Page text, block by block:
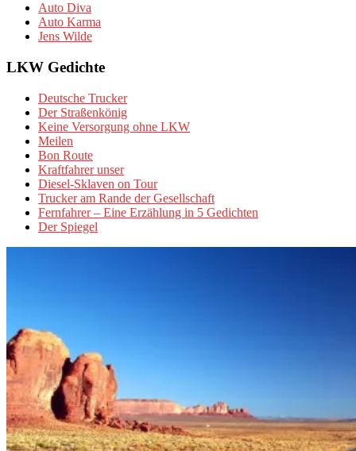
Auto Diva
Auto Karma
Jens Wilde
LKW Gedichte
Deutsche Trucker
Der Straßenkönig
Keine Versorgung ohne LKW
Meilen
Bon Route
Kraftfahrer unser
Diesel-Sklaven on Tour
Trucker am Rande der Gesellschaft
Fernfahrer – Eine Erzählung in 5 Gedichten
Der Spiegel